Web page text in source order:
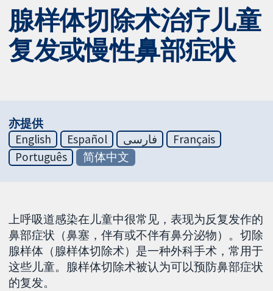
腺样体切除术治疗儿童
复发或慢性鼻部症状
亦提供
English
Español فارسی
Français
Português
简体中文
上呼吸道感染在儿童中很常见，表现为反复发作的
鼻部症状（鼻塞，伴有或不伴有鼻分泌物）。切除
腺样体（腺样体切除术）是一种外科手术，常用于
这些儿童。腺样体切除术被认为可以预防鼻部症状
的复发。